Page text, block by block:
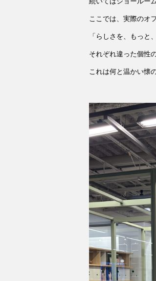
ここでは、実際のオ
「らしさを、もっと
それぞれ違った個性
これは何と温かい懐